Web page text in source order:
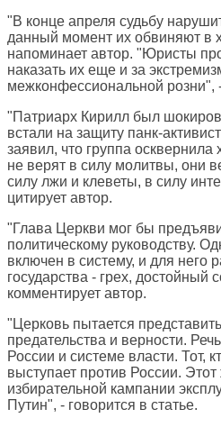
"В конце апреля судьбу
данный момент их обвиняют в
напоминает автор. "Юристы
наказать их еще и за
межконфессиональной розни",
"Патриарх Кирилл был
встали на защиту панк-
заявил, что группа
не верят в силу молитвы, они
силу лжи и клеветы, в силу
цитирует автор.
"Глава Церкви мог бы
политическому руководству.
включен в систему, и для него
государства - грех, достойный
комментирует автор.
"Церковь пытается
предательства и верности.
России и системе власти. Тот,
выступает против России.
избирательной кампании
Путин", - говорится в статье.